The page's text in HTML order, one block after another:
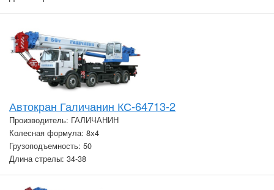
Автокран Галичанин КС-64713-2
Производитель: ГАЛИЧАНИН
Колесная формула: 8х4
Грузоподъемность: 50
Длина стрелы: 34-38